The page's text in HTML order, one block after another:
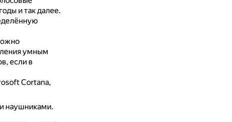
и так далее.
умным
если в
Cortana,
наушниками.